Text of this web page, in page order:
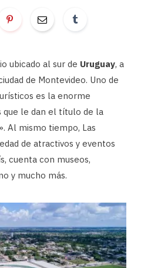
ubicado al sur de Uruguay, a
de Montevideo. Uno de
es la enorme
que le dan el título de la
Al mismo tiempo, Las
de atractivos y eventos
cuenta con museos,
y mucho más.